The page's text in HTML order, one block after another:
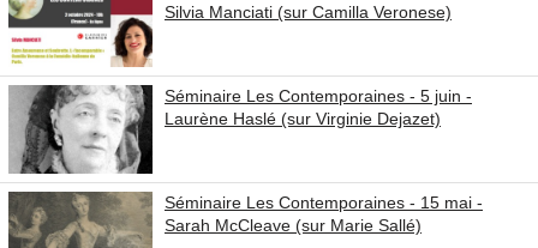
Silvia Manciati (sur Camilla Veronese)
Séminaire Les Contemporaines - 5 juin -
Laurène Haslé (sur Virginie Dejazet)
Séminaire Les Contemporaines - 15 mai -
Sarah McCleave (sur Marie Sallé)